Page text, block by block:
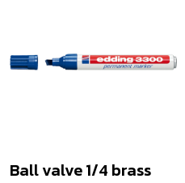
Ball valve 1/4 brass